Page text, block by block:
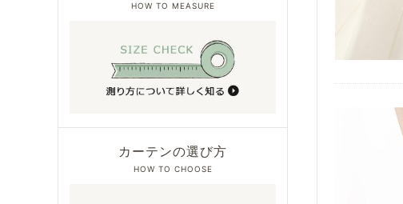
HOW TO MEASURE
カーテンの選び方
HOW TO CHOOSE